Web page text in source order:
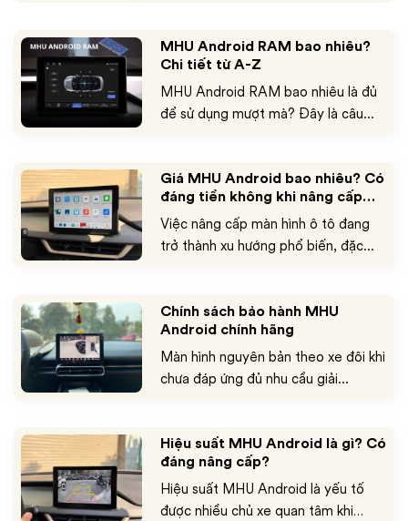
khiển thông minh hiện đại. Nếu bạn
đang tìm kiếm một giải pháp độ xe
xịn xò cho xế VF3 thì đây chính là
bản nâng cấp đáng giá giúp...
MHU Android RAM bao nhiêu?
Chi tiết từ A-Z
MHU Android RAM bao nhiêu là đủ
để sử dụng mượt mà? Đây là câu...
Giá MHU Android bao nhiêu? Có
đáng tiền không khi nâng cấp
cho ô tô?
Việc nâng cấp màn hình ô tô đang
trở thành xu hướng phổ biến, đặc...
Chính sách bảo hành MHU
Android chính hãng
Màn hình nguyên bản theo xe đôi khi
chưa đáp ứng đủ nhu cầu giải...
Hiệu suất MHU Android là gì? Có
đáng nâng cấp?
Hiệu suất MHU Android là yếu tố
được nhiều chủ xe quan tâm khi